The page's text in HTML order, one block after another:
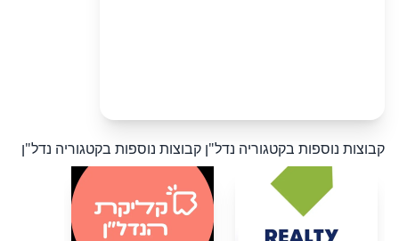
קבוצות נוספות בקטגוריה נדל"ן קבוצות נוספות בקטגוריה נדל"ן